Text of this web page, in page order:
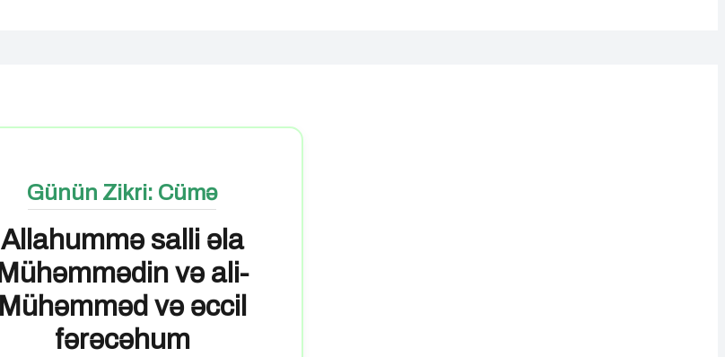
Günün Zikri: Cümə
Allahummə salli əla
Mühəmmədin və ali-
Mühəmməd və əccil
fərəcəhum